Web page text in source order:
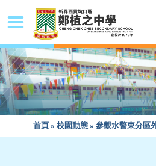
首頁 » 校園動態 » 參觀水警東分區